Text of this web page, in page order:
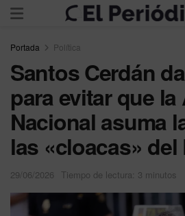
Portada Política
Santos Cerdán
para evitar que
Nacional asuma
las «cloacas» del
29/06/2026 Tiempo de lectura: 3 minutos